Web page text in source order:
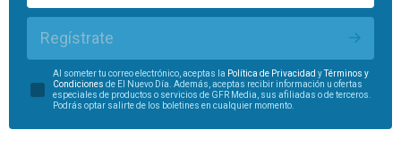
Regístrate
Al someter tu correo electrónico, aceptas la Política de Privacidad yTérminos y
Condiciones de El Nuevo Día. Además, aceptas recibir información u ofertas
especiales de productos o servicios de GFR Media, sus afiliadas o de terceros.
Podrás optar salirte de los boletines en cualquier momento.